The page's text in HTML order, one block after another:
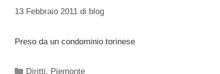
13 Febbraio 2011 di blog
Preso da un condominio torinese
Categorie
Diritti, Piemonte